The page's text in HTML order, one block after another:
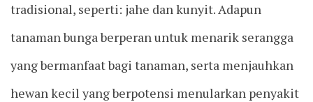
tradisional, seperti: jahe dan kunyit. Adapun
tanaman bunga berperan untuk menarik serangga
yang bermanfaat bagi tanaman, serta menjauhkan
hewan kecil yang berpotensi menularkan penyakit